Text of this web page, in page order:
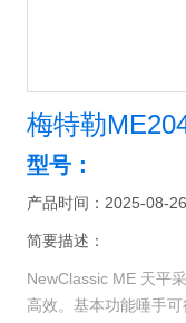
梅特勒
型号：
产品时间：2025-08-26
简要描述：
NewClassic ME 天平
高效。基本功能唾手